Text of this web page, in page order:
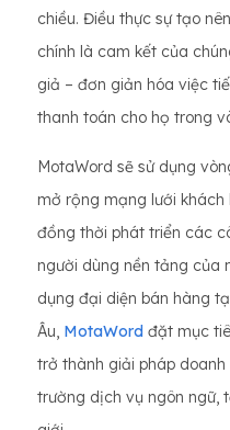
chiều. Điều thực sự tạo
chính là cam kết của
giả – đơn giản hóa việc
thanh toán cho họ trong
MotaWord sẽ sử dụng
mở rộng mạng lưới
đồng thời phát triển các
người dùng nền tảng của
dụng đại diện bán hàng
Âu, MotaWord đặt mục
trở thành giải pháp
trường dịch vụ ngôn ngữ,